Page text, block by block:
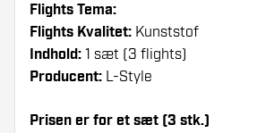
Flights Tema:
Flights Kvalitet: Kunststof
Indhold: 1 sæt (3 flights)
Producent: L-Style
Prisen er for et sæt (3 stk.)